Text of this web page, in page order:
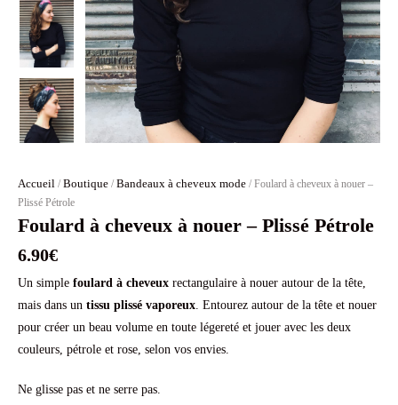
Accueil / Boutique / Bandeaux à cheveux mode / Foulard à cheveux à nouer –
Plissé Pétrole
Foulard à cheveux à nouer – Plissé Pétrole
6.90€
Un simple foulard à cheveux rectangulaire à nouer autour de la tête,
mais dans un tissu plissé vaporeux . Entourez autour de la tête et nouer
pour créer un beau volume en toute légereté et jouer avec les deux
couleurs, pétrole et rose, selon vos envies.
Ne glisse pas et ne serre pas.